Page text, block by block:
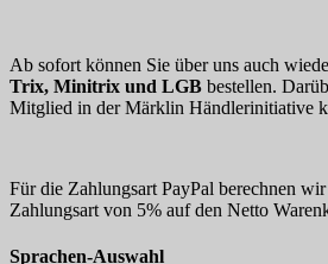
Ab sofort können Sie über uns auch
Trix, Minitrix und LGB bestellen.
Mitglied in der Märklin Händlerinitiative
Für die Zahlungsart PayPal berechnen
Zahlungsart von 5% auf den Netto
Sprachen-Auswahl